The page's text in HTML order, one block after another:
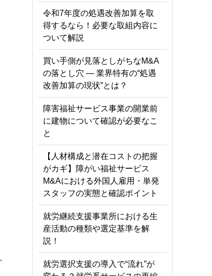
令和7年度の処遇改善加算を取
得するなら！必要な取組内容に
ついて解説
買い手側が見落としがちなM&A
の落とし穴 ― 業界特有の“処遇
改善加算の現状”とは？
障害福祉サービス事業の開業前
に建物について確認が必要なこ
と
【人材構成と潜在コストの把握
がカギ】障がい福祉サービス
M&Aにおける外国人雇用・単発
スタッフの実態と確認ポイント
就労継続支援事業所における生
産活動の種類や選定基準を解
説！
就労選択支援の導入で“流れ”が